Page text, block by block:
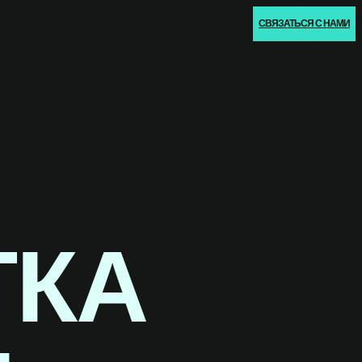
СВЯЗАТЬСЯ С НАМИ